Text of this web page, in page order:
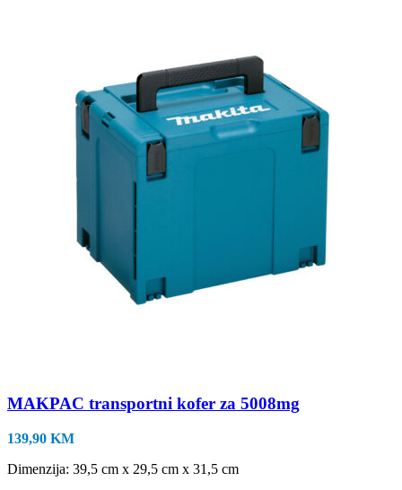
MAKPAC transportni kofer za 5008mg
139,90 KM
Dimenzija: 39,5 cm x 29,5 cm x 31,5 cm